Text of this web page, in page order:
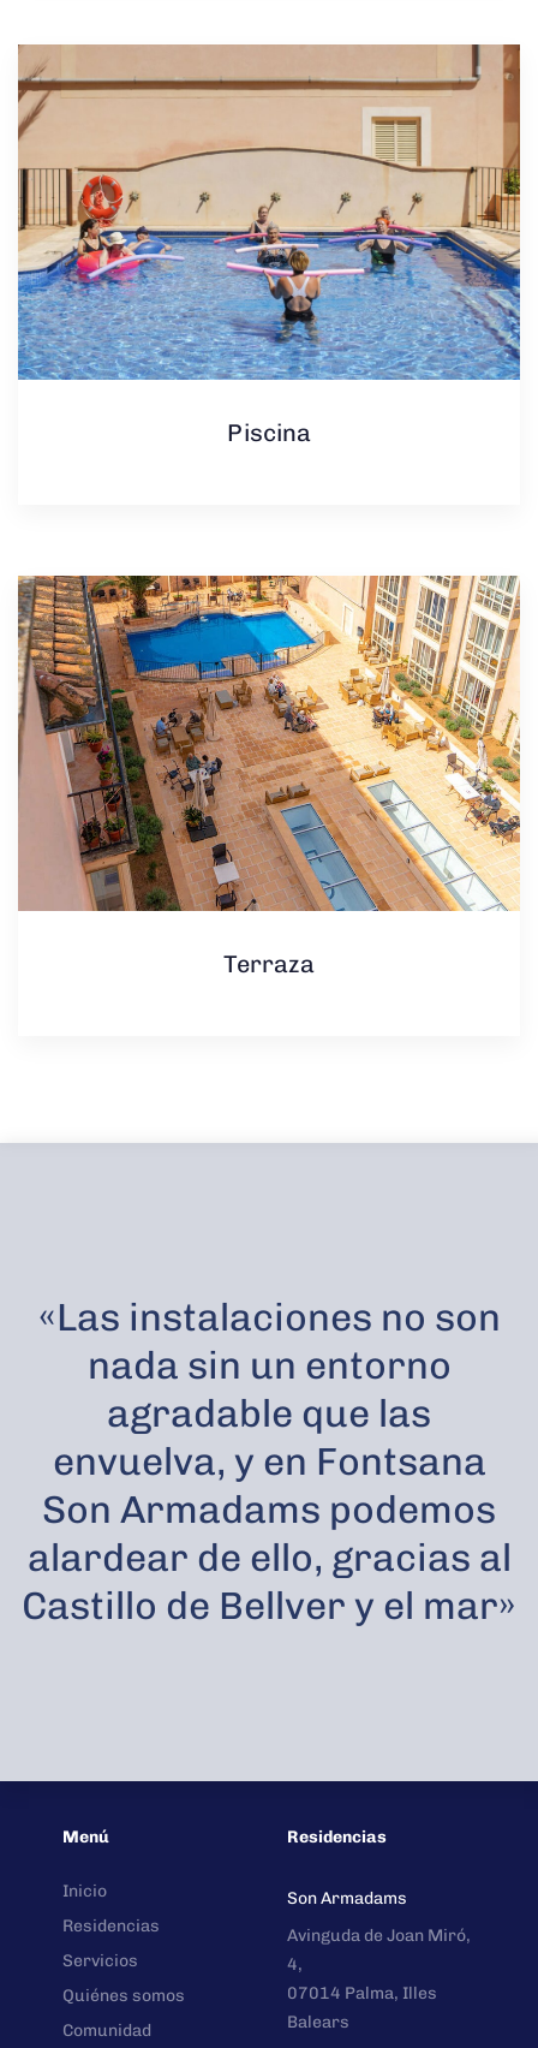
Piscina
Terraza
«Las instalaciones no son
nada sin un entorno
agradable que las
envuelva, y en Fontsana
Son Armadams podemos
alardear de ello, gracias al
Castillo de Bellver y el mar»
Menú
Inicio
Residencias
Servicios
Quiénes somos
Comunidad
Residencias
Son Armadams
Avinguda de Joan Miró,
4,
07014 Palma, Illes
Balears